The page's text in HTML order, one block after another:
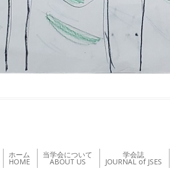
ホーム
HOME
当学会について
ABOUT US
学会誌
JOURNAL of JSES